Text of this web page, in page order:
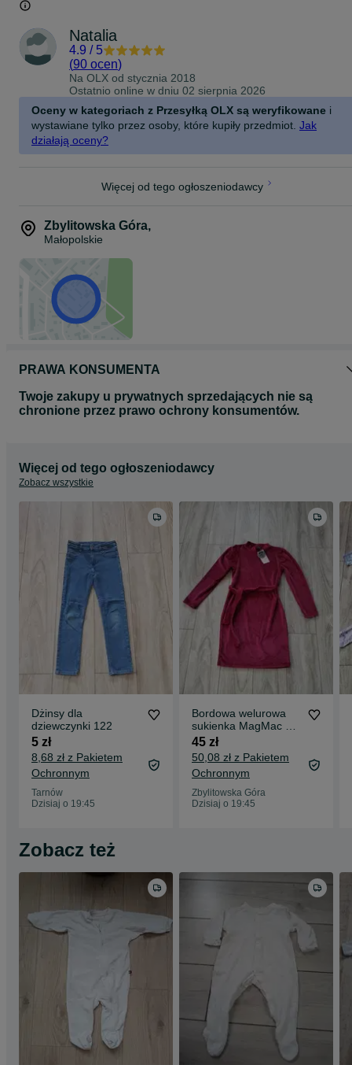
Natalia
4.9 / 5
(90 ocen)
Na OLX od stycznia 2018
Ostatnio online w dniu 02 sierpnia 2026
Oceny w kategoriach z Przesyłką OLX są weryfikowane i
wystawiane tylko przez osoby, które kupiły przedmiot. Jak
działają oceny?
Więcej od tego ogłoszeniodawcy
Zbylitowska Góra,
Małopolskie
PRAWA KONSUMENTA
Twoje zakupy u prywatnych sprzedających nie są
chronione przez prawo ochrony konsumentów.
Więcej od tego ogłoszeniodawcy
Zobacz wszystkie
Dżinsy dla
dziewczynki 122
5 zł
8,68 zł z Pakietem
Ochronnym
Tarnów
Dzisiaj o 19:45
Bordowa welurowa
sukienka MagMac M
nowa
45 zł
50,08 zł z Pakietem
Ochronnym
Zbylitowska Góra
Dzisiaj o 19:45
Zobacz też